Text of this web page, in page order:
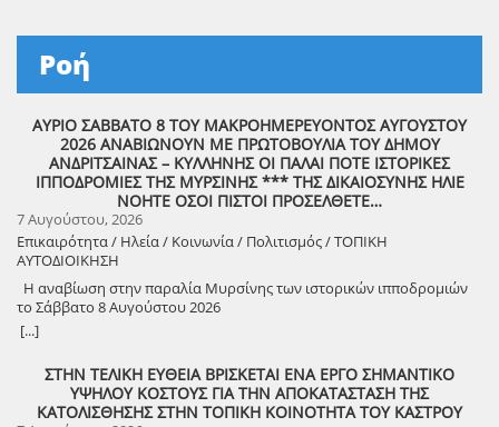
Ροή
ΑΥΡΙΟ ΣΑΒΒΑΤΟ 8 ΤΟΥ ΜΑΚΡΟΗΜΕΡΕΥΟΝΤΟΣ ΑΥΓΟΥΣΤΟΥ
2026 ΑΝΑΒΙΩΝΟΥΝ ΜΕ ΠΡΩΤΟΒΟΥΛΙΑ ΤΟΥ ΔΗΜΟΥ
ΑΝΔΡΙΤΣΑΙΝΑΣ – ΚΥΛΛΗΝΗΣ ΟΙ ΠΑΛΑΙ ΠΟΤΕ ΙΣΤΟΡΙΚΕΣ
ΙΠΠΟΔΡΟΜΙΕΣ ΤΗΣ ΜΥΡΣΙΝΗΣ *** ΤΗΣ ΔΙΚΑΙΟΣΥΝΗΣ ΗΛΙΕ
ΝΟΗΤΕ ΟΣΟΙ ΠΙΣΤΟΙ ΠΡΟΣΕΛΘΕΤΕ…
7 Αυγούστου, 2026
Επικαιρότητα / Ηλεία / Κοινωνία / Πολιτισμός / ΤΟΠΙΚΗ
ΑΥΤΟΔΙΟΙΚΗΣΗ
Η αναβίωση στην παραλία Μυρσίνης των ιστορικών ιπποδρομιών
το Σάββατο 8 Αυγούστου 2026
[...]
ΣΤΗΝ ΤΕΛΙΚΗ ΕΥΘΕΙΑ ΒΡΙΣΚΕΤΑΙ ΕΝΑ ΕΡΓΟ ΣΗΜΑΝΤΙΚΟ
ΥΨΗΛΟΥ ΚΟΣΤΟΥΣ ΓΙΑ ΤΗΝ ΑΠΟΚΑΤΑΣΤΑΣΗ ΤΗΣ
ΚΑΤΟΛΙΣΘΗΣΗΣ ΣΤΗΝ ΤΟΠΙΚΗ ΚΟΙΝΟΤΗΤΑ ΤΟΥ ΚΑΣΤΡΟΥ